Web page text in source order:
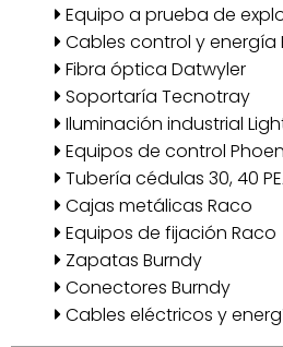
Equipo a prueba de
Cables control y energía
Fibra óptica Datwyler
Soportaría Tecnotray
Iluminación industrial
Equipos de control
Tubería cédulas 30, 40
Cajas metálicas Raco
Equipos de fijación Raco
Zapatas Burndy
Conectores Burndy
Cables eléctricos y